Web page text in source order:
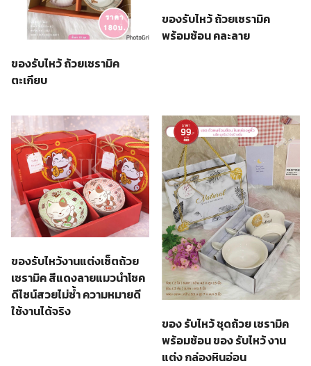
ของรับไหว้ ถ้วยเซรามิค
ตะเกียบ
ของรับไหว้ ถ้วยเซรามิค
พร้อมช้อน คละลาย
ของรับไหว้งานแต่งเซ็ตถ้วย
เซรามิค สีแดงลายแมวนำโชค
ดีไซน์สวยไม่ซ้ำ ความหมายดี
ใช้งานได้จริง
ของ รับไหว้ ชุดถ้วย เซรามิค
พร้อมช้อน ของ รับไหว้ งาน
แต่ง กล่องหินอ่อน